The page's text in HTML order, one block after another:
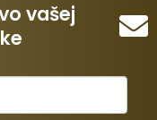
vašej